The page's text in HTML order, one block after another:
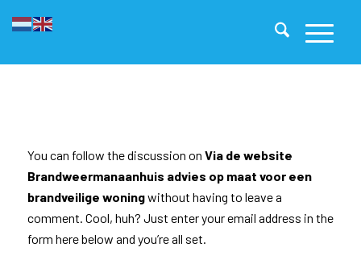
You can follow the discussion on Via de website
Brandweermanaanhuis advies op maat voor een
brandveilige woningwithout having to leave a
comment. Cool, huh? Just enter your email address in the
form here below and you’re all set.